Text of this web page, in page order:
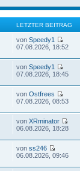
LETZTER BEITRAG
von Speedy1
07.08.2026, 18:52
von Speedy1
07.08.2026, 18:45
von Ostfrees
07.08.2026, 08:53
von XRminator
06.08.2026, 18:28
von ss246
06.08.2026, 09:46